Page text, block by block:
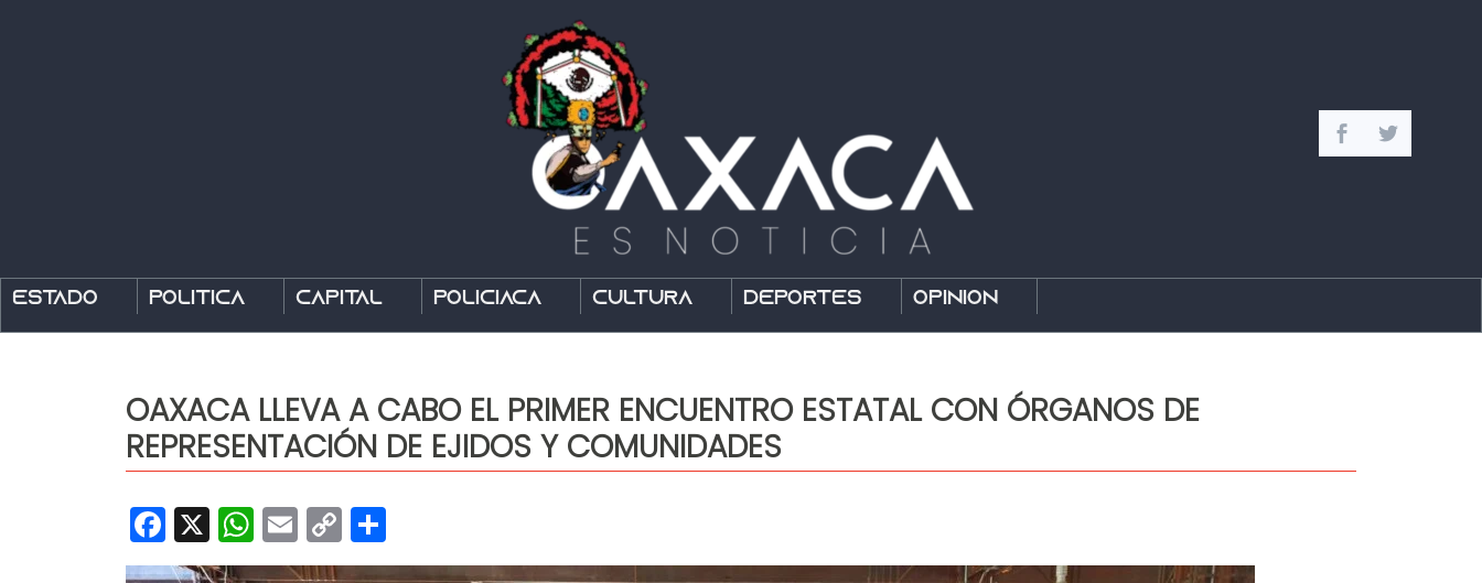
Estado Política Capital Policíaca Cultura Deportes Opinión
OAXACA LLEVA A CABO EL PRIMER ENCUENTRO ESTATAL CON ÓRGANOS DE
REPRESENTACIÓN DE EJIDOS Y COMUNIDADES
Facebook
X WhatsApp
Email
Copy
Link